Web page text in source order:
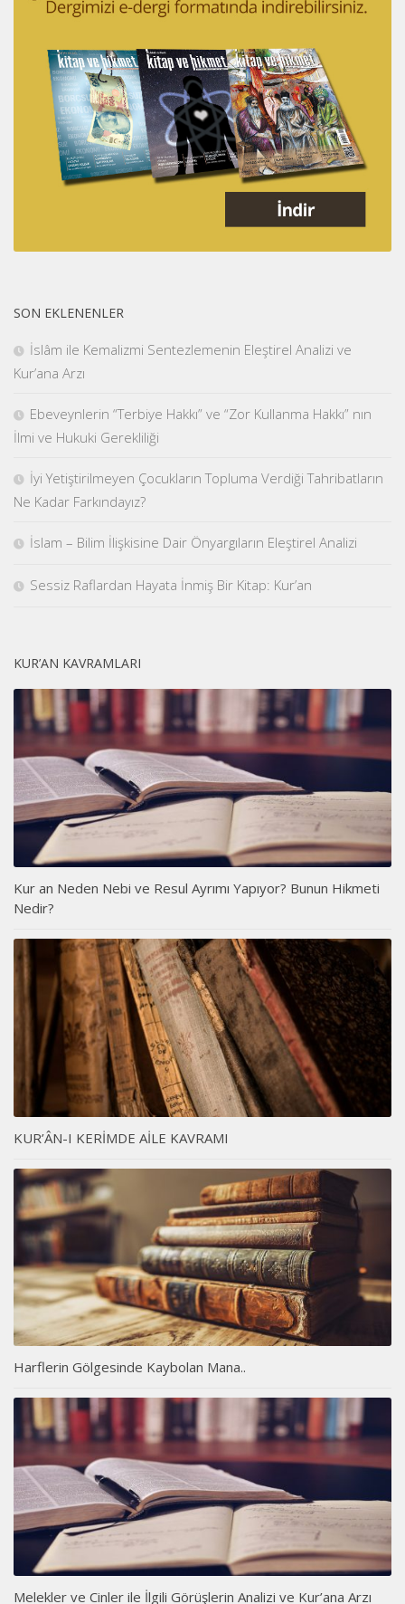
SON EKLENENLER
İslâm ile Kemalizmi Sentezlemenin Eleştirel Analizi ve
Kur’ana Arzı
Ebeveynlerin “Terbiye Hakkı” ve “Zor Kullanma Hakkı” nın
İlmi ve Hukuki Gerekliliği
İyi Yetiştirilmeyen Çocukların Topluma Verdiği Tahribatların
Ne Kadar Farkındayız?
İslam – Bilim İlişkisine Dair Önyargıların Eleştirel Analizi
Sessiz Raflardan Hayata İnmiş Bir Kitap: Kur’an
KUR’AN KAVRAMLARI
Kur an Neden Nebi ve Resul Ayrımı Yapıyor? Bunun Hikmeti
Nedir?
KUR’ÂN-I KERİMDE AİLE KAVRAMI
Harflerin Gölgesinde Kaybolan Mana..
Melekler ve Cinler ile İlgili Görüşlerin Analizi ve Kur’ana Arzı